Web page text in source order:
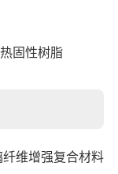
固性树脂
维增强复合材料